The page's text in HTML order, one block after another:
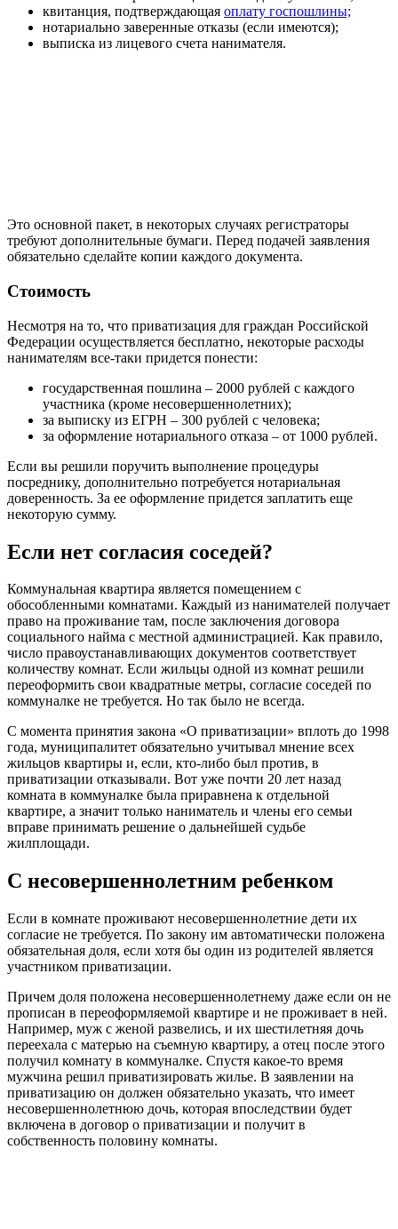
квитанция, подтверждающая оплату госпошлины;
нотариально заверенные отказы (если имеются);
выписка из лицевого счета нанимателя.
Это основной пакет, в некоторых случаях регистраторы
требуют дополнительные бумаги. Перед подачей заявления
обязательно сделайте копии каждого документа.
Стоимость
Несмотря на то, что приватизация для граждан Российской
Федерации осуществляется бесплатно, некоторые расходы
нанимателям все-таки придется понести:
государственная пошлина – 2000 рублей с каждого
участника (кроме несовершеннолетних);
за выписку из ЕГРН – 300 рублей с человека;
за оформление нотариального отказа – от 1000 рублей.
Если вы решили поручить выполнение процедуры
посреднику, дополнительно потребуется нотариальная
доверенность. За ее оформление придется заплатить еще
некоторую сумму.
Если нет согласия соседей?
Коммунальная квартира является помещением с
обособленными комнатами. Каждый из нанимателей получает
право на проживание там, после заключения договора
социального найма с местной администрацией. Как правило,
число правоустанавливающих документов соответствует
количеству комнат. Если жильцы одной из комнат решили
переоформить свои квадратные метры, согласие соседей по
коммуналке не требуется. Но так было не всегда.
С момента принятия закона «О приватизации» вплоть до 1998
года, муниципалитет обязательно учитывал мнение всех
жильцов квартиры и, если, кто-либо был против, в
приватизации отказывали. Вот уже почти 20 лет назад
комната в коммуналке была приравнена к отдельной
квартире, а значит только наниматель и члены его семьи
вправе принимать решение о дальнейшей судьбе
жилплощади.
С несовершеннолетним ребенком
Если в комнате проживают несовершеннолетние дети их
согласие не требуется. По закону им автоматически положена
обязательная доля, если хотя бы один из родителей является
участником приватизации.
Причем доля положена несовершеннолетнему даже если он не
прописан в переоформляемой квартире и не проживает в ней.
Например, муж с женой развелись, и их шестилетняя дочь
переехала с матерью на съемную квартиру, а отец после этого
получил комнату в коммуналке. Спустя какое-то время
мужчина решил приватизировать жилье. В заявлении на
приватизацию он должен обязательно указать, что имеет
несовершеннолетнюю дочь, которая впоследствии будет
включена в договор о приватизации и получит в
собственность половину комнаты.